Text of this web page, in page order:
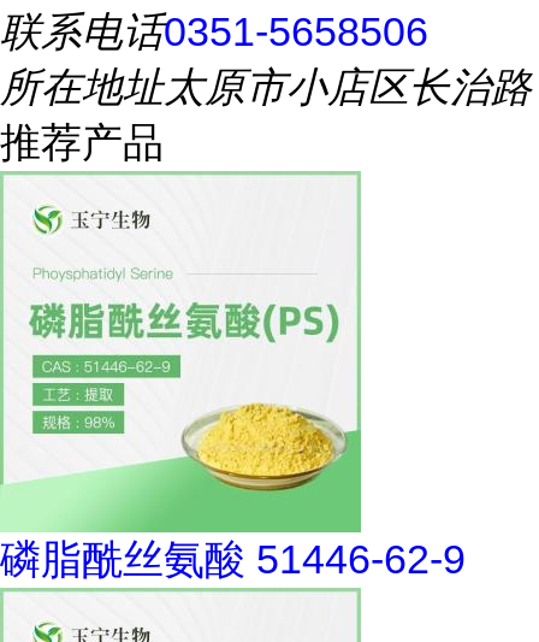
联系电话0351-5658506
所在地址太原市小店区长治路
推荐产品
磷脂酰丝氨酸 51446-62-9